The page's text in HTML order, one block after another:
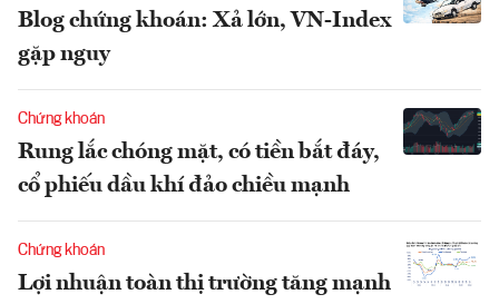
Blog chứng khoán: Xả lớn, VN-Index
gặp nguy
Chứng khoán
Rung lắc chóng mặt, có tiền bắt đáy,
cổ phiếu dầu khí đảo chiều mạnh
Chứng khoán
Lợi nhuận toàn thị trường tăng mạnh